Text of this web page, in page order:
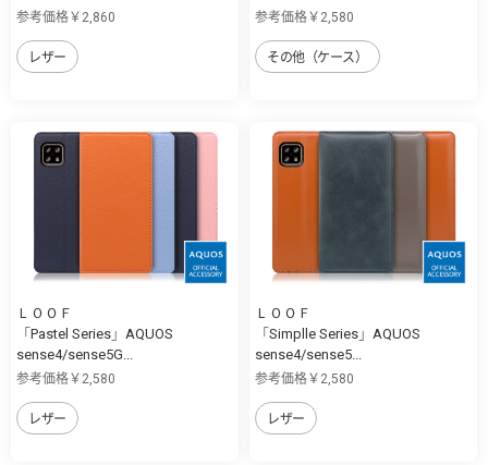
参考価格￥2,860
レザー
参考価格￥2,580
その他（ケース）
ＬＯＯＦ
「Pastel Series」AQUOS
sense4/sense5G...
参考価格￥2,580
レザー
ＬＯＯＦ
「Simplle Series」AQUOS
sense4/sense5...
参考価格￥2,580
レザー